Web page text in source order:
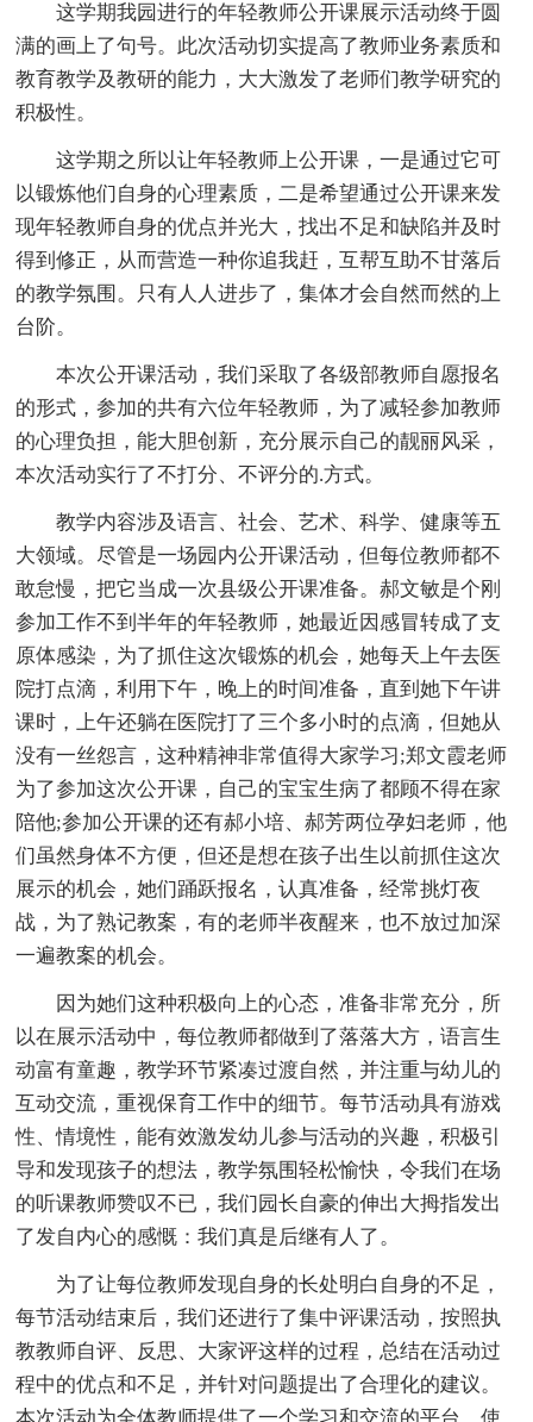
这学期我园进行的年轻教师公开课展示活动终于圆
满的画上了句号。此次活动切实提高了教师业务素质和
教育教学及教研的能力，大大激发了老师们教学研究的
积极性。
这学期之所以让年轻教师上公开课，一是通过它可
以锻炼他们自身的心理素质，二是希望通过公开课来发
现年轻教师自身的优点并光大，找出不足和缺陷并及时
得到修正，从而营造一种你追我赶，互帮互助不甘落后
的教学氛围。只有人人进步了，集体才会自然而然的上
台阶。
本次公开课活动，我们采取了各级部教师自愿报名
的形式，参加的共有六位年轻教师，为了减轻参加教师
的心理负担，能大胆创新，充分展示自己的靓丽风采，
本次活动实行了不打分、不评分的.方式。
教学内容涉及语言、社会、艺术、科学、健康等五
大领域。尽管是一场园内公开课活动，但每位教师都不
敢怠慢，把它当成一次县级公开课准备。郝文敏是个刚
参加工作不到半年的年轻教师，她最近因感冒转成了支
原体感染，为了抓住这次锻炼的机会，她每天上午去医
院打点滴，利用下午，晚上的时间准备，直到她下午讲
课时，上午还躺在医院打了三个多小时的点滴，但她从
没有一丝怨言，这种精神非常值得大家学习;郑文霞老师
为了参加这次公开课，自己的宝宝生病了都顾不得在家
陪他;参加公开课的还有郝小培、郝芳两位孕妇老师，他
们虽然身体不方便，但还是想在孩子出生以前抓住这次
展示的机会，她们踊跃报名，认真准备，经常挑灯夜
战，为了熟记教案，有的老师半夜醒来，也不放过加深
一遍教案的机会。
因为她们这种积极向上的心态，准备非常充分，所
以在展示活动中，每位教师都做到了落落大方，语言生
动富有童趣，教学环节紧凑过渡自然，并注重与幼儿的
互动交流，重视保育工作中的细节。每节活动具有游戏
性、情境性，能有效激发幼儿参与活动的兴趣，积极引
导和发现孩子的想法，教学氛围轻松愉快，令我们在场
的听课教师赞叹不已，我们园长自豪的伸出大拇指发出
了发自内心的感慨：我们真是后继有人了。
为了让每位教师发现自身的长处明白自身的不足，
每节活动结束后，我们还进行了集中评课活动，按照执
教教师自评、反思、大家评这样的过程，总结在活动过
程中的优点和不足，并针对问题提出了合理化的建议。